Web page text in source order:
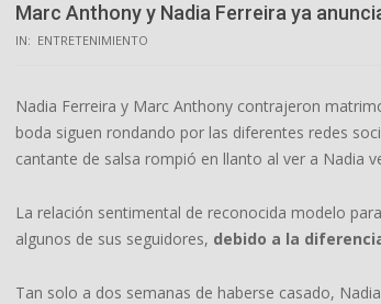
Marc Anthony y Nadia Ferreira ya
IN: ENTRETENIMIENTO
Nadia Ferreira y Marc Anthony contrajeron
boda siguen rondando por las diferentes redes
cantante de salsa rompió en llanto al ver a Nadia
La relación sentimental de reconocida modelo
algunos de sus seguidores, debido a la
Tan solo a dos semanas de haberse casado,